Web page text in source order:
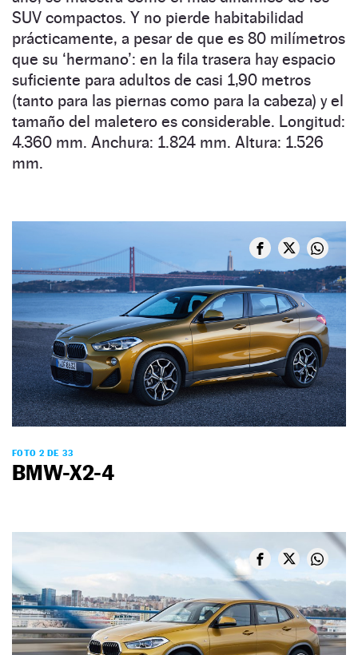
SUV compactos. Y no pierde habitabilidad
prácticamente, a pesar de que es 80 milímetros
que su ‘hermano’: en la fila trasera hay espacio
suficiente para adultos de casi 1,90 metros
(tanto para las piernas como para la cabeza) y el
tamaño del maletero es considerable. Longitud:
4.360 mm. Anchura: 1.824 mm. Altura: 1.526
mm.
FOTO 2 DE 33
BMW-X2-4